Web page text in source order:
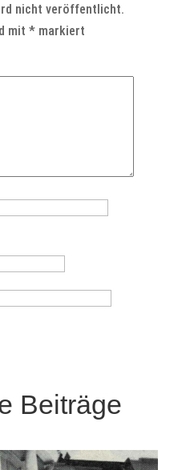
nicht veröffentlicht.
mit *markiert
Beiträge